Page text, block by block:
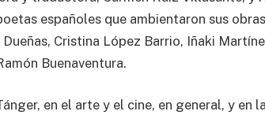
españoles que ambientaron sus
Cristina López Barrio, Iñaki
Buenaventura.
en el arte y el cine, en general, y en